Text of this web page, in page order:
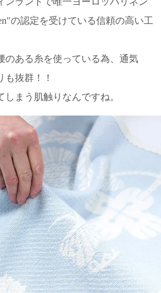
の認定を受けている信頼の高い工
のある糸を使っている為、通気
抜群！！
まう肌触りなんですね。